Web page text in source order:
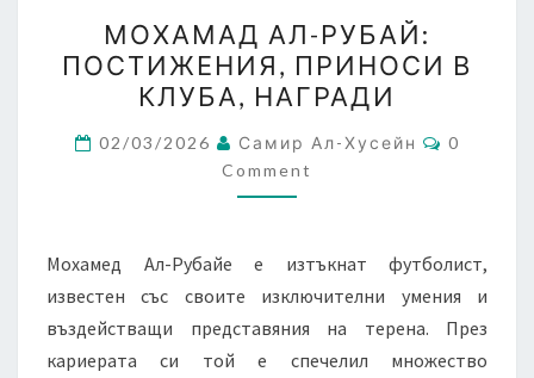
АЛ-
РУБАЙ:
ПОСТИЖЕНИЯ,
ПРИНОСИ
В
КЛУБА,
МОХАМАД АЛ-РУБАЙ:
ПОСТИЖЕНИЯ, ПРИНОСИ В
КЛУБА, НАГРАДИ
02/03/2026 Самир Ал-Хусейн
0
Comment
Мохамед Ал-Рубайе е изтъкнат футболист,
известен със своите изключителни умения и
въздействащи представяния на терена. През
кариерата си той е спечелил множество